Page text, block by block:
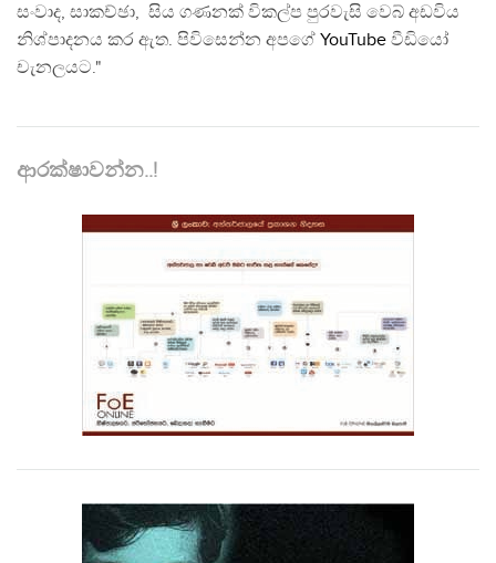
සංවාද, සාකච්ඡා, සිය ගණනක් විකල්ප පුරවැසි වෙබ් අඩවිය
නිශ්පාදනය කර ඇත. පිවිසෙන්න අපගේ YouTube වීඩියෝ
චැනලයට."
ආරක්ෂාවන්න..!